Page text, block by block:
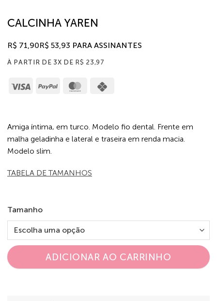
CALCINHA YAREN
R$ 71,90R$ 53,93 PARA ASSINANTES
À PARTIR DE 3X DE R$ 23,97
Visa PayPal MasterCard
Amiga íntima, em turco. Modelo fio dental. Frente em
malha geladinha e lateral e traseira em renda macia.
Modelo slim.
TABELA DE TAMANHOS
Tamanho
ADICIONAR AO CARRINHO